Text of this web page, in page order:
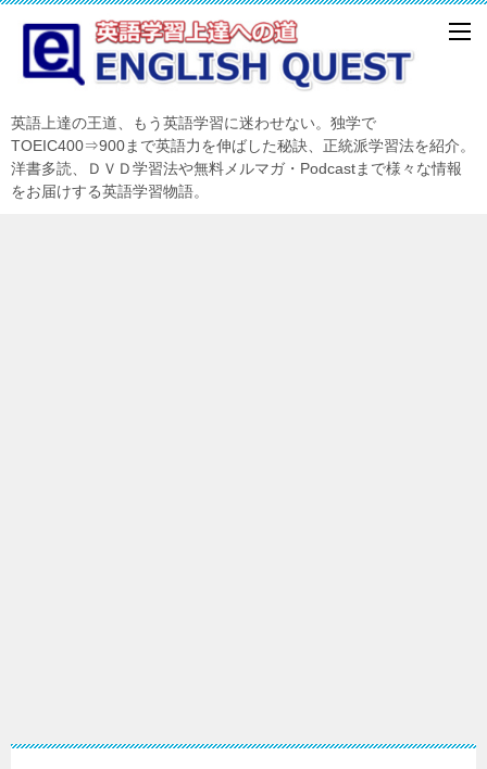
英語上達の王道、もう英語学習に迷わせない。独学で
TOEIC400⇒900まで英語力を伸ばした秘訣、正統派学習法を紹介。
洋書多読、ＤＶＤ学習法や無料メルマガ・Podcastまで様々な情報
をお届けする英語学習物語。